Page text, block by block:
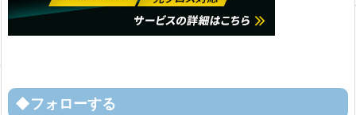
◆フォローする